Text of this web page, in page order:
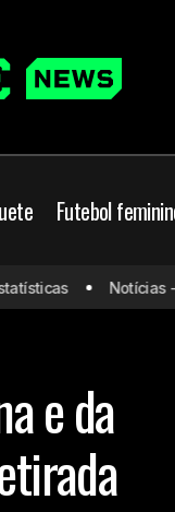
Futebol
SeleçãoNotícias -
e da